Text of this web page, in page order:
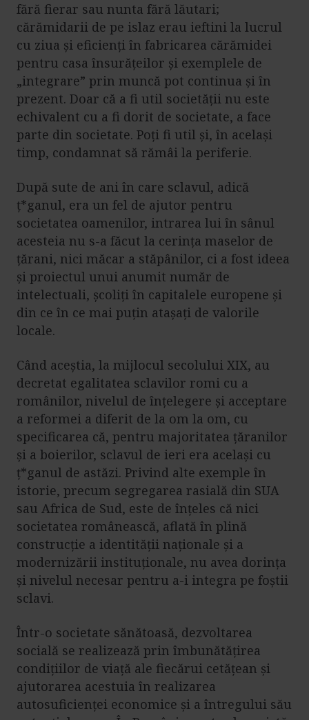
fără fierar sau nunta fără lăutari;
cărămidarii de pe islaz erau ieftini la lucrul
cu ziua și eficienți în fabricarea cărămidei
pentru casa însurățeilor și exemplele de
„integrare” prin muncă pot continua și în
prezent. Doar că a fi util societății nu este
echivalent cu a fi dorit de societate, a face
parte din societate. Poți fi util și, în același
timp, condamnat să rămâi la periferie.
După sute de ani în care sclavul, adică
ț*ganul, era un fel de ajutor pentru
societatea oamenilor, intrarea lui în sânul
acesteia nu s-a făcut la cerința maselor de
țărani, nici măcar a stăpânilor, ci a fost ideea
și proiectul unui anumit număr de
intelectuali, școliți în capitalele europene și
din ce în ce mai puțin atașați de valorile
locale.
Când aceștia, la mijlocul secolului XIX, au
decretat egalitatea sclavilor romi cu a
românilor, nivelul de înțelegere și acceptare
a reformei a diferit de la om la om, cu
specificarea că, pentru majoritatea țăranilor
și a boierilor, sclavul de ieri era același cu
ț*ganul de astăzi. Privind alte exemple în
istorie, precum segregarea rasială din SUA
sau Africa de Sud, este de înțeles că nici
societatea românească, aflată în plină
construcție a identității naționale și a
modernizării instituționale, nu avea dorința
și nivelul necesar pentru a-i integra pe foștii
sclavi.
Într-o societate sănătoasă, dezvoltarea
socială se realizează prin îmbunătățirea
condițiilor de viață ale fiecărui cetățean și
ajutorarea acestuia în realizarea
autosuficienței economice și a întregului său